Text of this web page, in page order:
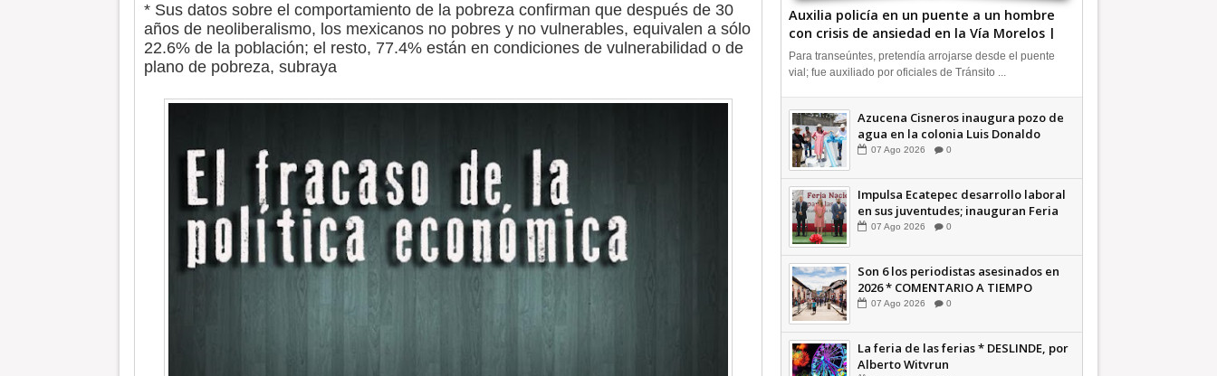
* Sus datos sobre el comportamiento de la pobreza confirman que después de 30
años de neoliberalismo, los mexicanos no pobres y no vulnerables, equivalen a sólo
22.6% de la población; el resto, 77.4% están en condiciones de vulnerabilidad o de
plano de pobreza, subraya
Auxilia policía en un puente a un hombre
con crisis de ansiedad en la Vía Morelos |
INFORMATIVA
Para transeúntes, pretendía arrojarse desde el puente
vial; fue auxiliado por oficiales de Tránsito ...
Azucena Cisneros inaugura pozo de
agua en la colonia Luis Donaldo
Colosio +Video | INFORMATIVA
07 Ago 2026 0
Impulsa Ecatepec desarrollo laboral
en sus juventudes; inauguran Feria
de Empleo y Emprendedores 2026
07 Ago 2026 0
Son 6 los periodistas asesinados en
2026 * COMENTARIO A TIEMPO
07 Ago 2026 0
La feria de las ferias * DESLINDE, por
Alberto Witvrun